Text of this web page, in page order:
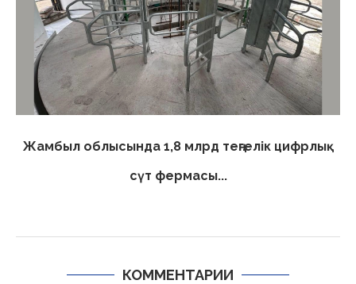
Жамбыл облысында 1,8 млрд теңгелік цифрлық
сүт фермасы...
КОММЕНТАРИИ